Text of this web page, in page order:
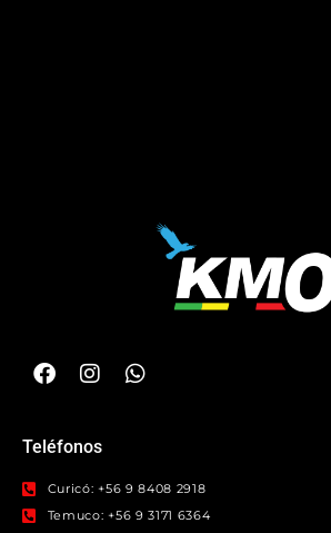
Teléfonos
Curicó: +56 9 8408 2918
Temuco: +56 9 3171 6364